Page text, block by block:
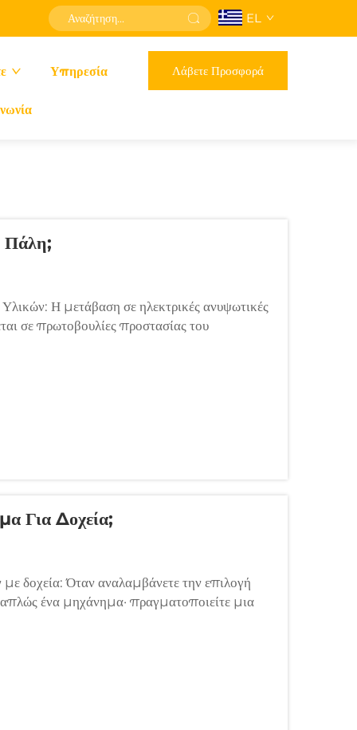
EL
Υπηρεσία Λάβετε Προσφορά
Πάλη;
Η μετάβαση σε ηλεκτρικές ανυψωτικές
σε πρωτοβουλίες προστασίας του
επιχειρησιακή αριστεία. Οι ηλεκτρικές
μας...
Για Δοχεία;
δοχεία: Όταν αναλαμβάνετε την επιλογή
ένα μηχάνημα· πραγματοποιείτε μια
αλυσίδας εφοδιασμού σας...